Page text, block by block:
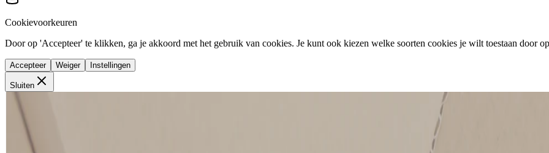
Cookievoorkeuren
Door op 'Accepteer' te klikken, ga je akkoord met het gebruik van cookies. Je kunt ook kiezen welke soorten cookies je wilt toestaan door
Accepteer Weiger Instellingen
Sluiten